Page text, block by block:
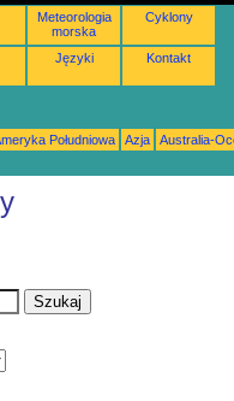
Meteorologia
morska
Cyklony
Języki Kontakt
Południowa Azja
Australia-